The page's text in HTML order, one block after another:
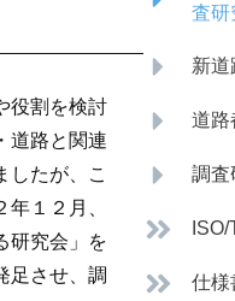
役割を検討
道路と関連
したが、こ
１２月、
研究会」を
足させ、調
査研
新道
道路
調査
仕様